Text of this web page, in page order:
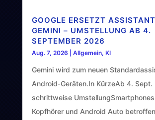
GOOGLE ERSETZT
GEMINI – UMSTELLUNG AB 4.
SEPTEMBER 2026
Aug. 7, 2026 Allgemein, KI
Gemini wird zum neuen
Android‑Geräten.In KürzeAb 4.
schrittweise
Kopfhörer und Android Auto